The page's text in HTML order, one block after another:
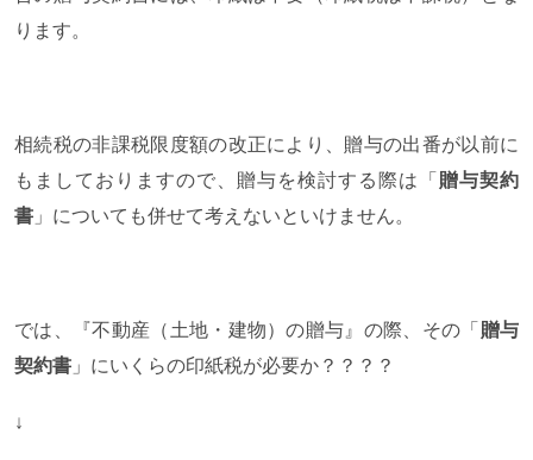
ります。
相続税の非課税限度額の改正により、贈与の出番が以前に
もましておりますので、贈与を検討する際は「 贈与契約
書 」についても併せて考えないといけません。
では、『不動産（土地・建物）の贈与』の際、その「 贈与
契約書 」にいくらの印紙税が必要か？？？？
↓